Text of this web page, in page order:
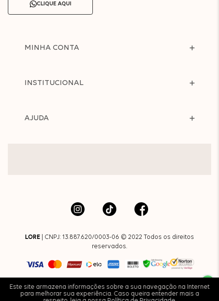
Este site armazena informações sobre a sua navegação na Internet
para melhorar sua experiência. Caso queira entender mais a
CLIQUE AQUI
MINHA CONTA
INSTITUCIONAL
AJUDA
LORE | CNPJ: 13.887.620/0003-06 © 2022 Todos os direitos
reservados.